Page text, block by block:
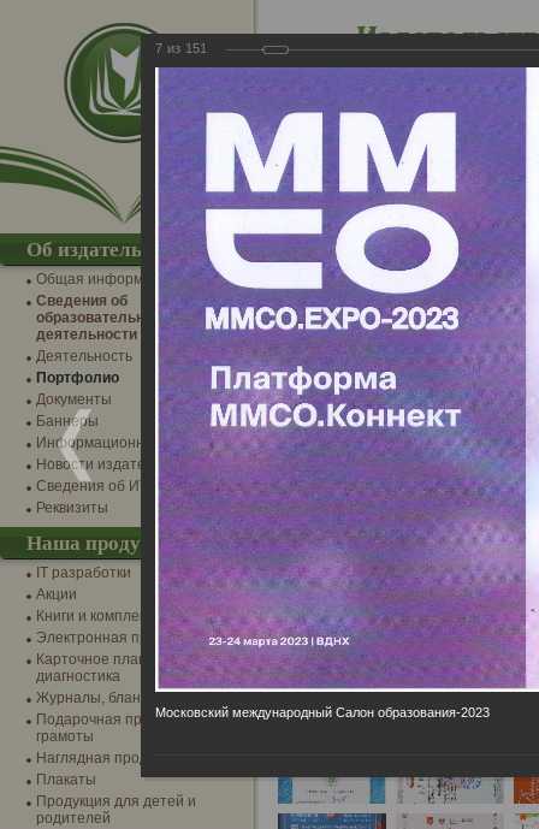
Награды
05.04.2017
Дипломы, грамоты,
IT-разработки Интернет-
→ Главная Фотогалерея → Альбомы
Об издательстве
Общая информация
Сведения об
образовательной
деятельности
Деятельность
Портфолио
Документы
Баннеры
Информационные партнеры
Новости издательства
Сведения об ИТ-деятельности
Реквизиты
Наша продукция
IT разработки
Акции
Книги и комплекты
Электронная продукция
Карточное планирование и
диагностика
Журналы, бланки, канцтовары
Подарочная продукция и
грамоты
Наглядная продукция
Плакаты
Продукция для детей и
родителей
7 из 151
Московский международный Салон образования-2023